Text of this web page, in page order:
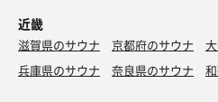
近畿
滋賀県のサウナ 京都府のサウナ
兵庫県のサウナ
奈良県のサウナ